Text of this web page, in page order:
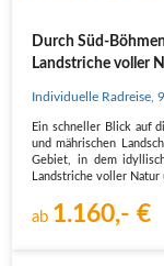
Durch Süd-
Landstriche voller
Individuelle Radreise ,
Ein schneller Blick auf
und mährischen
Gebiet, in dem
Landstriche voller
ab 1.160,- €